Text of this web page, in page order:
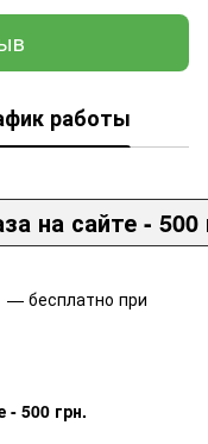
работы
на сайте - 500
— бесплатно при
- 500 грн.